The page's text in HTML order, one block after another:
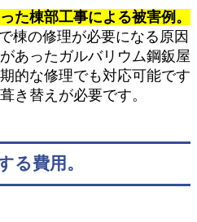
た棟部工事による被害例。
あったガルバリウム鋼鈑屋
的な修理でも対応可能です
き替えが必要です。
る費用。